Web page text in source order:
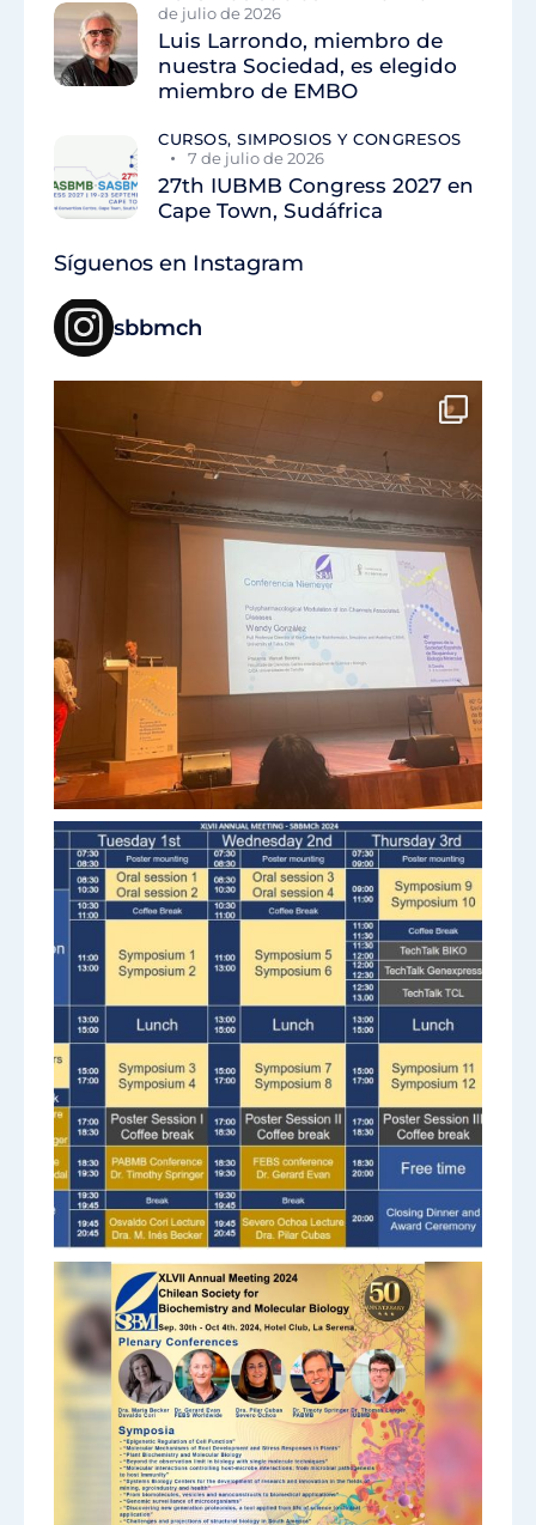
de julio de 2026
Luis Larrondo, miembro de
nuestra Sociedad, es elegido
miembro de EMBO
CURSOS, SIMPOSIOS Y CONGRESOS
7 de julio de 2026
27th IUBMB Congress 2027 en
Cape Town, Sudáfrica
Síguenos en Instagram
sbbmch